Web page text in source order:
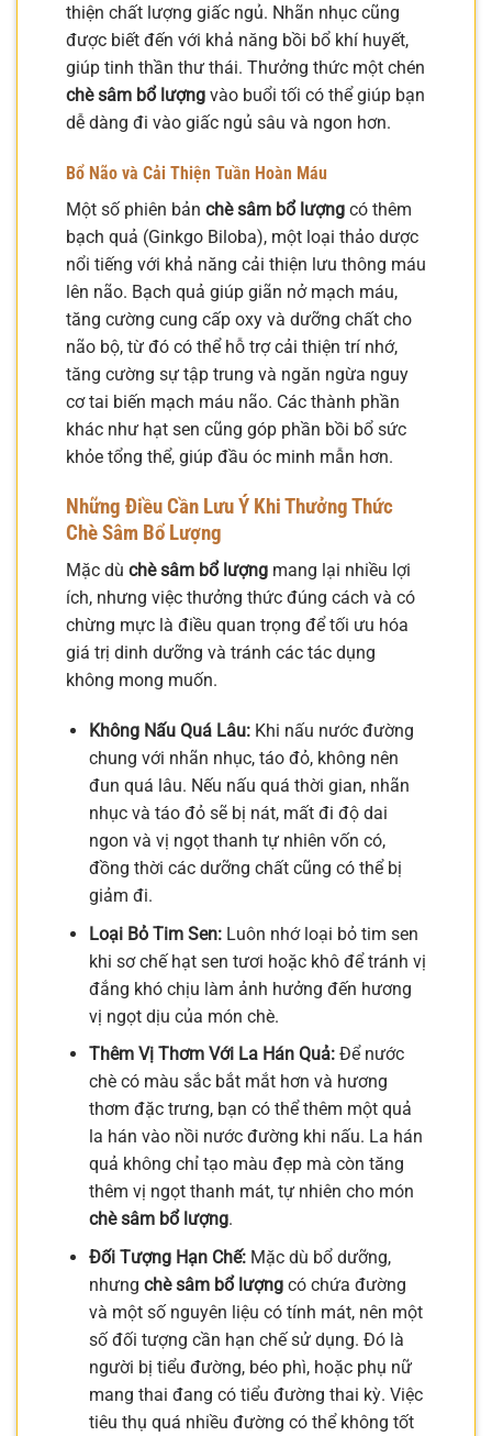
thiện chất lượng giấc ngủ. Nhãn nhục cũng
được biết đến với khả năng bồi bổ khí huyết,
giúp tinh thần thư thái. Thưởng thức một chén
chè sâm bổ lượng vào buổi tối có thể giúp bạn
dễ dàng đi vào giấc ngủ sâu và ngon hơn.
Bổ Não và Cải Thiện Tuần Hoàn Máu
Một số phiên bản chè sâm bổ lượng có thêm
bạch quả (Ginkgo Biloba), một loại thảo dược
nổi tiếng với khả năng cải thiện lưu thông máu
lên não. Bạch quả giúp giãn nở mạch máu,
tăng cường cung cấp oxy và dưỡng chất cho
não bộ, từ đó có thể hỗ trợ cải thiện trí nhớ,
tăng cường sự tập trung và ngăn ngừa nguy
cơ tai biến mạch máu não. Các thành phần
khác như hạt sen cũng góp phần bồi bổ sức
khỏe tổng thể, giúp đầu óc minh mẫn hơn.
Những Điều Cần Lưu Ý Khi Thưởng Thức
Chè Sâm Bổ Lượng
Mặc dù chè sâm bổ lượng mang lại nhiều lợi
ích, nhưng việc thưởng thức đúng cách và có
chừng mực là điều quan trọng để tối ưu hóa
giá trị dinh dưỡng và tránh các tác dụng
không mong muốn.
Không Nấu Quá Lâu:Khi nấu nước đường
chung với nhãn nhục, táo đỏ, không nên
đun quá lâu. Nếu nấu quá thời gian, nhãn
nhục và táo đỏ sẽ bị nát, mất đi độ dai
ngon và vị ngọt thanh tự nhiên vốn có,
đồng thời các dưỡng chất cũng có thể bị
giảm đi.
Loại Bỏ Tim Sen:Luôn nhớ loại bỏ tim sen
khi sơ chế hạt sen tươi hoặc khô để tránh vị
đắng khó chịu làm ảnh hưởng đến hương
vị ngọt dịu của món chè.
Thêm Vị Thơm Với La Hán Quả:Để nước
chè có màu sắc bắt mắt hơn và hương
thơm đặc trưng, bạn có thể thêm một quả
la hán vào nồi nước đường khi nấu. La hán
quả không chỉ tạo màu đẹp mà còn tăng
thêm vị ngọt thanh mát, tự nhiên cho món
chè sâm bổ lượng.
Đối Tượng Hạn Chế:Mặc dù bổ dưỡng,
nhưng chè sâm bổ lượngcó chứa đường
và một số nguyên liệu có tính mát, nên một
số đối tượng cần hạn chế sử dụng. Đó là
người bị tiểu đường, béo phì, hoặc phụ nữ
mang thai đang có tiểu đường thai kỳ. Việc
tiêu thụ quá nhiều đường có thể không tốt